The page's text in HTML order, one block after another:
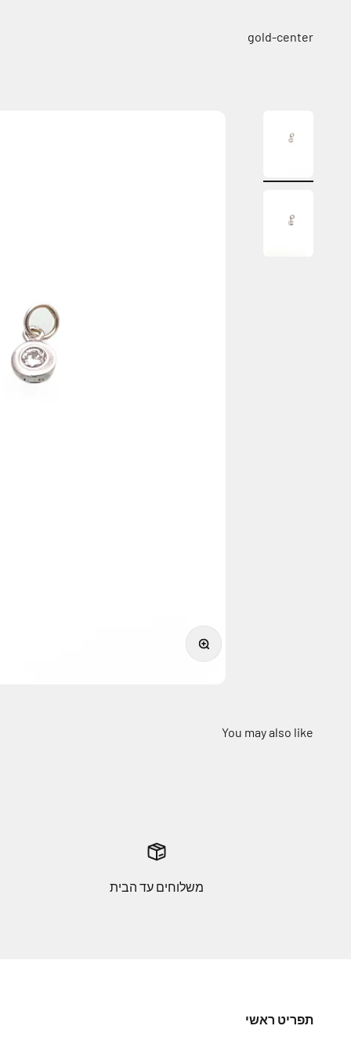
gold-center
תקריב
משלוחים עד הבית
תפריט ראשי